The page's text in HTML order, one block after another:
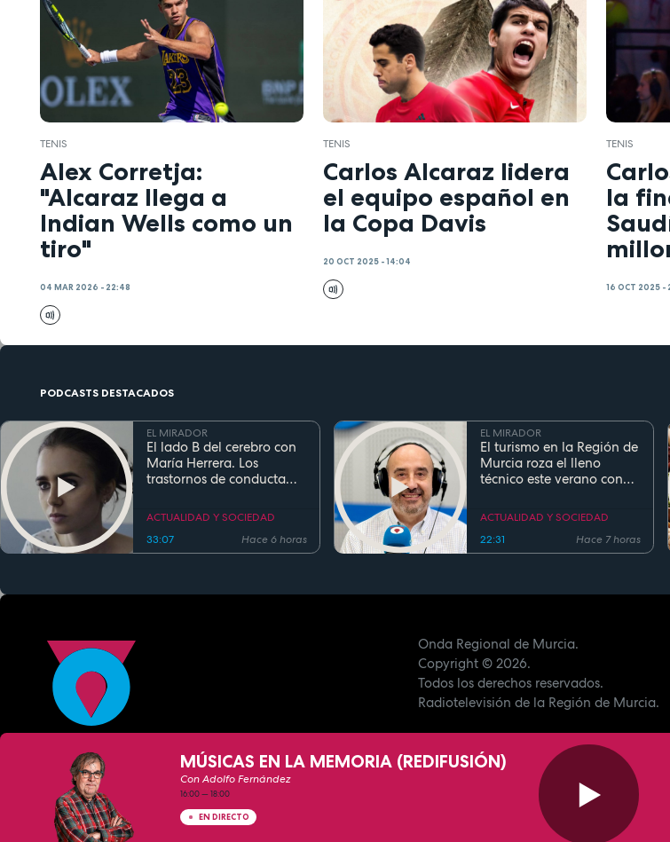
TENIS
Alex Corretja:
"Alcaraz llega a
Indian Wells como un
tiro"
04 MAR 2026 - 22:48
TENIS
Carlos Alcaraz lidera
el equipo español en
la Copa Davis
20 OCT 2025 - 14:04
TENIS
la
16 OCT 2025 -
PODCASTS DESTACADOS
EL MIRADOR
El lado B del cerebro con
María Herrera. Los
trastornos de conducta
ACTUALIDAD Y SOCIEDAD
33:07
Hace 6 horas
EL MIRADOR
El turismo en la Región de
Murcia roza el lleno
técnico este verano con
90%
ACTUALIDAD Y SOCIEDAD
22:31
Hace 7 horas
Onda Regional de Murcia.
Copyright© 2026.
Todos los derechos reservados.
Radiotelevisión de la Región de Murcia.
MÚSICAS EN LA MEMORIA (REDIFUSIÓN)
Con Adolfo Fernández
16:00—18:00
EN DIRECTO